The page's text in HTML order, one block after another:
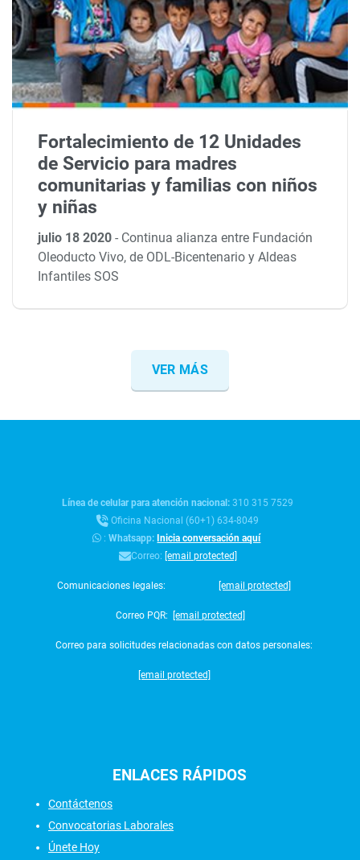
Fortalecimiento de 12 Unidades
de Servicio para madres
comunitarias y familias con niños
y niñas
julio 18 2020- Continua alianza entre Fundación
Oleoducto Vivo, de ODL-Bicentenario y Aldeas
Infantiles SOS
VER MÁS
Línea de celular para atención nacional:310 315 7529
Oficina Nacional (60+1) 634-8049
:Whatsapp: Inicia conversación aquí
Correo: [email protected]
Comunicaciones legales: [email protected]
Correo PQR: [email protected]
Correo para solicitudes relacionadas con datos personales:
[email protected]
ENLACES RÁPIDOS
Contáctenos
Convocatorias Laborales
Únete Hoy